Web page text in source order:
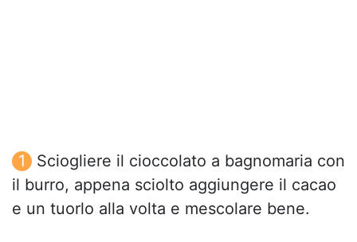
Sciogliere il cioccolato a bagnomaria con
il burro, appena sciolto aggiungere il cacao
e un tuorlo alla volta e mescolare bene.